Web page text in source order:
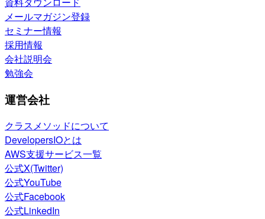
メールマガジン登録
セミナー情報
採用情報
会社説明会
勉強会
運営会社
クラスメソッドについて
DevelopersIOとは
AWS支援サービス一覧
公式X(Twitter)
公式YouTube
公式Facebook
公式LinkedIn